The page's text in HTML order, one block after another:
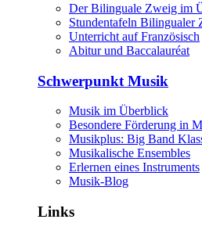
Der Bilinguale Zweig im
Stundentafeln Bilingualer
Unterricht auf Französisch
Abitur und Baccalauréat
Schwerpunkt Musik
Musik im Überblick
Besondere Förderung in
Musikplus: Big Band
Musikalische Ensembles
Erlernen eines Instruments
Musik-Blog
Links